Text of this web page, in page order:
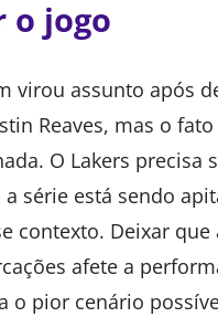
o jogo
virou assunto após
Reaves, mas o
O Lakers precisa
série está sendo
contexto. Deixar que
afete a
o pior cenário